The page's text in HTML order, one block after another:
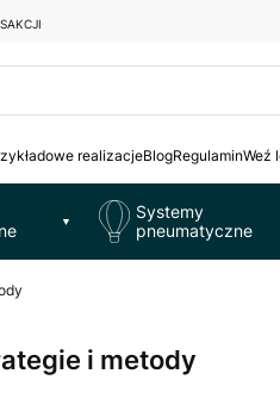
realizacjeBlogRegulaminWeź
▼
Systemy
pneumatyczne
i metody